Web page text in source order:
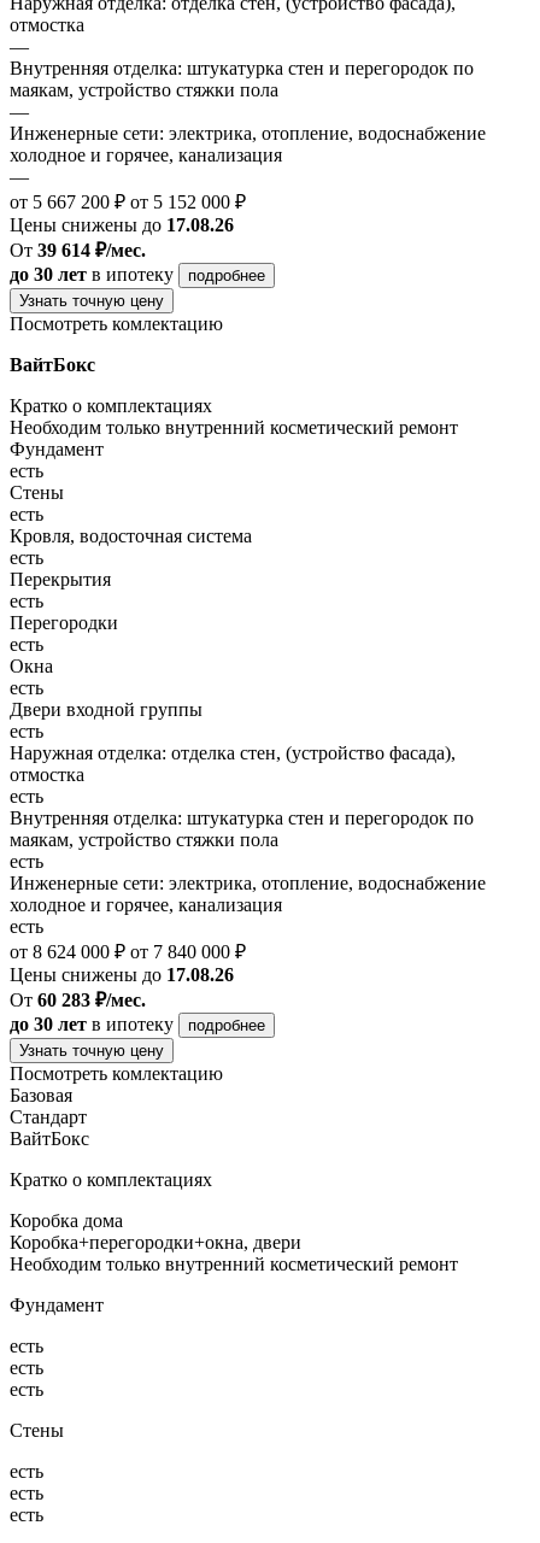
отмостка
—
Внутренняя отделка: штукатурка стен и перегородок по
маякам, устройство стяжки пола
—
Инженерные сети: электрика, отопление, водоснабжение
холодное и горячее, канализация
—
от 5 667 200 ₽ от 5 152 000 ₽
Цены снижены до 17.08.26
От 39 614 ₽/мес.
до 30 лет в ипотеку
подробнее
Узнать точную цену
Посмотреть комлектацию
ВайтБокс
Кратко о комплектациях
Необходим только внутренний косметический ремонт
Фундамент
есть
Стены
есть
Кровля, водосточная система
есть
Перекрытия
есть
Перегородки
есть
Окна
есть
Двери входной группы
есть
Наружная отделка: отделка стен, (устройство фасада),
отмостка
есть
Внутренняя отделка: штукатурка стен и перегородок по
маякам, устройство стяжки пола
есть
Инженерные сети: электрика, отопление, водоснабжение
холодное и горячее, канализация
есть
от 8 624 000 ₽ от 7 840 000 ₽
Цены снижены до 17.08.26
От 60 283 ₽/мес.
до 30 лет в ипотеку
подробнее
Узнать точную цену
Посмотреть комлектацию
Базовая
Стандарт
ВайтБокс
Кратко о комплектациях
Коробка дома
Коробка+перегородки+окна, двери
Необходим только внутренний косметический ремонт
Фундамент
есть
есть
есть
Стены
есть
есть
есть